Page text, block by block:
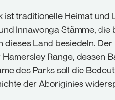
ist traditionelle Heimat und
Innawonga Stämme, die
Land besiedeln. Der
Range, dessen
des Parks soll die
der Aboriginies